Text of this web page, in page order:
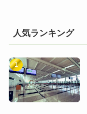
人気ランキング